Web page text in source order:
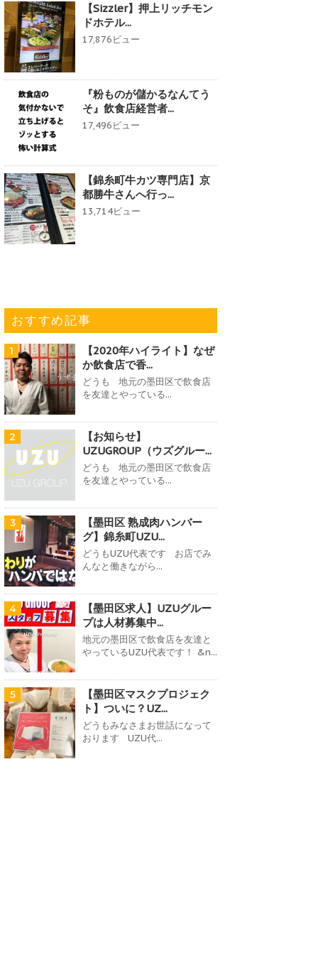
【Sizzler】押上リッチモン
ドホテル...
17,876ビュー
『粉ものが儲かるなんてう
そ』飲食店経営者...
17,496ビュー
【錦糸町牛カツ専門店】京
都勝牛さんへ行っ...
13,714ビュー
おすすめ記事
1
【2020年ハイライト】なぜ
か飲食店で香...
どうも 地元の墨田区で飲食店
を友達とやっている...
2
【お知らせ】
UZUGROUP（ウズグルー...
どうも 地元の墨田区で飲食店
を友達とやっている...
3
【墨田区 熟成肉ハンバー
グ】錦糸町UZU...
どうもUZU代表です お店でみ
んなと働きながら...
4
【墨田区求人】UZUグルー
プは人材募集中...
地元の墨田区で飲食店を友達と
やっているUZU代表です！ &n...
5
【墨田区マスクプロジェク
ト】ついに？UZ...
どうもみなさまお世話になって
おります UZU代...